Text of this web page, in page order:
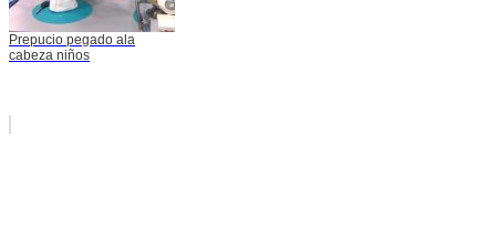
Prepucio pegado ala
cabeza niños